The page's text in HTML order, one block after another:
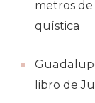
metros de
quística
libro de